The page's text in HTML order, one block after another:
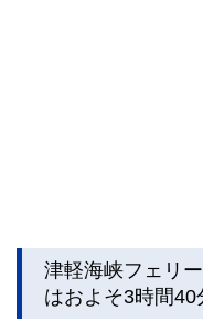
津軽海峡フェリ
はおよそ3時間40